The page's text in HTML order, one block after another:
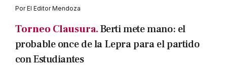
PorEl Editor Mendoza
Torneo Clausura.Berti mete mano: el
probable once de la Lepra para el partido
con Estudiantes